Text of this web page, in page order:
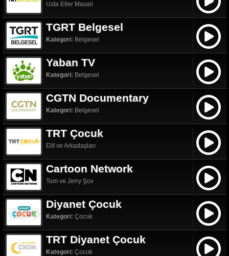
Usta Eller Masalı
TGRT Belgesel
Kategori: Belgesel
Yaban TV
Kategori: Belgesel
CGTN Documentary
Kategori: Belgesel
TRT Çocuk
Elif ve Arkadaşları
Cartoon Network
Tom ve Jerry Şov
Diyanet Çocuk
Kategori: Çocuk
TRT Diyanet Çocuk
Kategori: Çocuk